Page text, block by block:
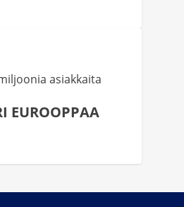
asiakkaita
EUROOPPAA